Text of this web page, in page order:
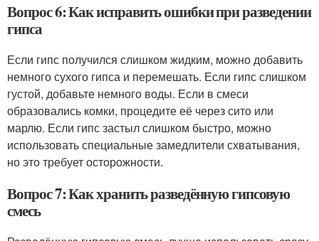
Вопрос 6: Как исправить ошибки при разведении
гипса
Если гипс получился слишком жидким, можно добавить
немного сухого гипса и перемешать. Если гипс слишком
густой, добавьте немного воды. Если в смеси
образовались комки, процедите её через сито или
марлю. Если гипс застыл слишком быстро, можно
использовать специальные замедлители схватывания,
но это требует осторожности.
Вопрос 7: Как хранить разведённую гипсовую
смесь